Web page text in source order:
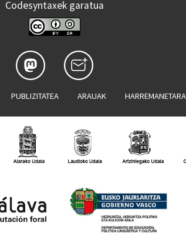
Codesyntaxek garatua
PUBLIZITATEA ARAUAK